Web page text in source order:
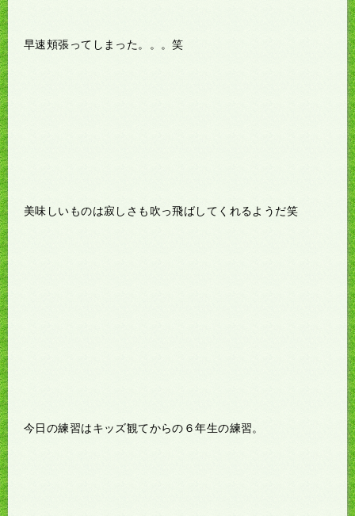
早速頬張ってしまった。。。笑
美味しいものは寂しさも吹っ飛ばしてくれるようだ笑
今日の練習はキッズ観てからの６年生の練習。